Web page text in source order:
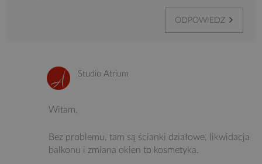
ODPOWIEDZ
Studio Atrium
Witam,
Bez problemu, tam są ścianki działowe, likwidacja
balkonu i zmiana okien to kosmetyka.